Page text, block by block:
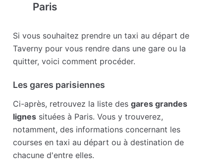
Paris
Si vous souhaitez prendre un taxi au départ de
Taverny pour vous rendre dans une gare ou la
quitter, voici comment procéder.
Les gares parisiennes
Ci-après, retrouvez la liste desgares grandes
lignes situées à Paris. Vous y trouverez,
notamment, des informations concernant les
courses en taxi au départ ou à destination de
chacune d'entre elles.